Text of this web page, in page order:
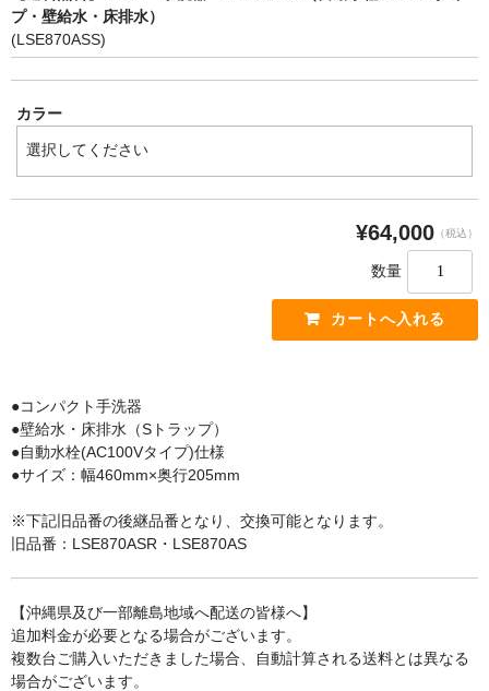
小便器セット
洗面器/手洗器
インテリア・バー
タオル掛け・タオルリング・タオル棚
収納キャビネット・棚・化粧棚 [LIXIL]
収納キャビネット・棚・化粧棚 [TOTO]
紙巻器・トイレットペーパーホルダー [LIXIL]
紙巻器・トイレットペーパーホルダー [TOTO]
浴槽/バスタブ
商品カテゴリー
プ・壁給水・床排水）
(LSE870ASS)
カラー
¥64,000 （税込）
数量
●コンパクト手洗器
●壁給水・床排水（Sトラップ）
●自動水栓(AC100Vタイプ)仕様
●サイズ：幅460mm×奥行205mm
※下記旧品番の後継品番となり、交換可能となります。
旧品番：LSE870ASR・LSE870AS
【沖縄県及び一部離島地域へ配送の皆様へ】
追加料金が必要となる場合がございます。
複数台ご購入いただきました場合、自動計算される送料とは異なる
場合がございます。